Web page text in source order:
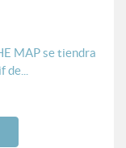
MAP se tiendra